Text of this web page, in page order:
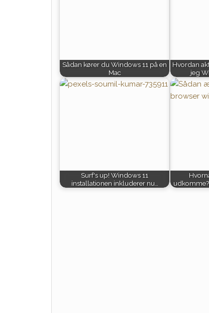
Sådan kører du Windows 11 på en
Mac
Hvordan
jeg
Surf's up! Windows 11
installationen inkluderer nu…